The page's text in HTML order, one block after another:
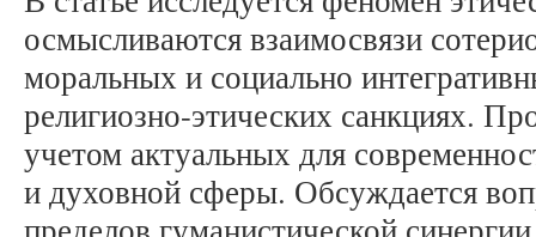
осмысливаются взаимосвязи
моральных и социально
религиозно-этических санкциях.
учетом актуальных для
и духовной сферы. Обсуждается